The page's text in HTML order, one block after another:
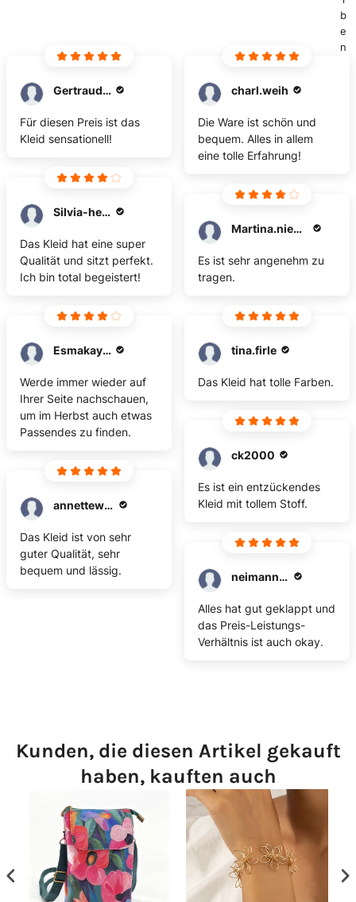
b
e
n
Gertraude.klein
Für diesen Preis ist das
Kleid sensationell!
charl.weih
Die Ware ist schön und
bequem. Alles in allem
eine tolle Erfahrung!
Silvia-heigl
Das Kleid hat eine super
Qualität und sitzt perfekt.
Ich bin total begeistert!
Martina.niewoehner
Es ist sehr angenehm zu
tragen.
Esmakayhan
Werde immer wieder auf
Ihrer Seite nachschauen,
um im Herbst auch etwas
Passendes zu finden.
tina.firle
Das Kleid hat tolle Farben.
ck2000
Es ist ein entzückendes
Kleid mit tollem Stoff.
annetteweber714
Das Kleid ist von sehr
guter Qualität, sehr
bequem und lässig.
neimann-87
Alles hat gut geklappt und
das Preis-Leistungs-
Verhältnis ist auch okay.
Kunden, die diesen Artikel gekauft
haben, kauften auch